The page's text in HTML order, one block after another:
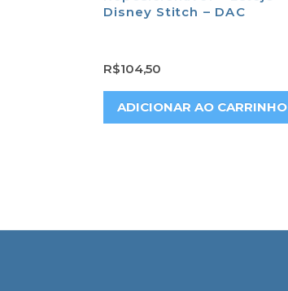
Disney Stitch – DAC
R$104,50
ADICIONAR AO CARRINHO